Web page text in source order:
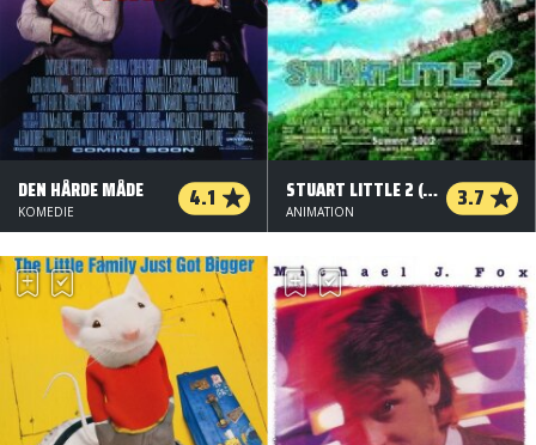
DEN HÅRDE MÅDE 4.1
KOMEDIE
STUART LITTLE 2 (ORG. VERSION) 3.7
ANIMATION